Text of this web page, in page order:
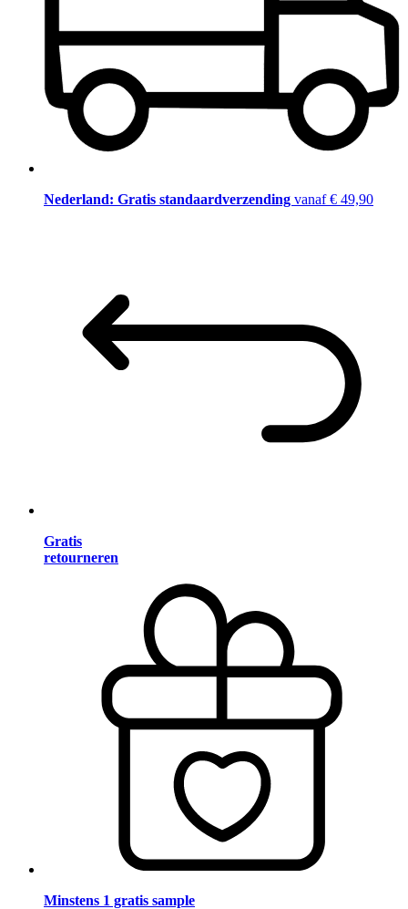
Nederland: Gratis standaardverzending vanaf € 49,90
Gratis
retourneren
Minstens 1 gratis sample